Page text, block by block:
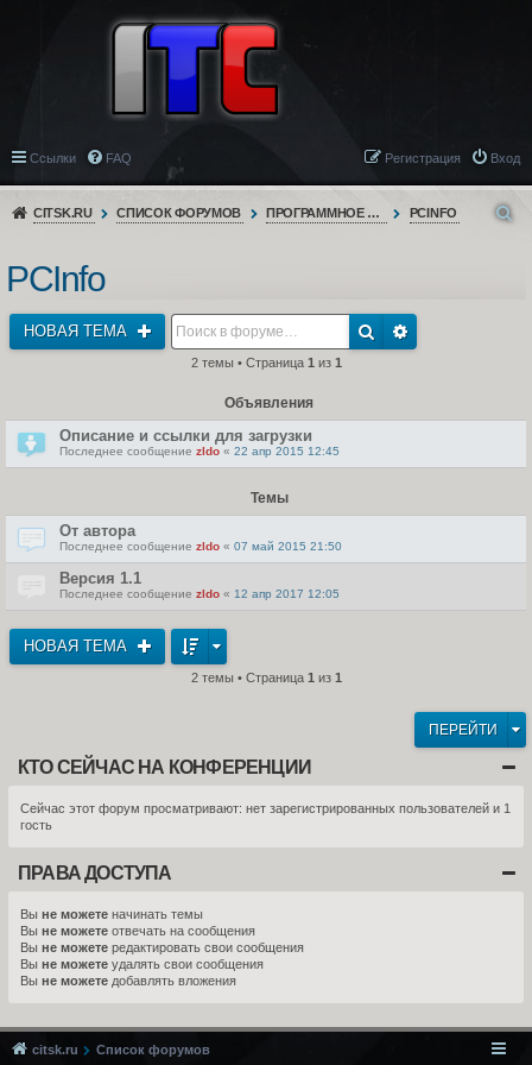
Ссылки FAQ Вход
Регистрация
CITSK.RU СПИСОК ФОРУМОВ ПРОГРАММНОЕ ОБЕСПЕЧЕНИЕ PCINFO
PCInfo
НОВАЯ ТЕМА
2 темы • Страница 1 из 1
Объявления
Описание и ссылки для загрузки
Последнее сообщение zldo « 22 апр 2015 12:45
Темы
От автора
Последнее сообщение zldo « 07 май 2015 21:50
Версия 1.1
Последнее сообщение zldo « 12 апр 2017 12:05
НОВАЯ ТЕМА
2 темы • Страница 1 из 1
ПЕРЕЙТИ
КТО СЕЙЧАС НА КОНФЕРЕНЦИИ
Сейчас этот форум просматривают: нет зарегистрированных пользователей и 1
гость
ПРАВА ДОСТУПА
Вы не можете начинать темы
Вы не можете отвечать на сообщения
Вы не можете редактировать свои сообщения
Вы не можете удалять свои сообщения
Вы не можете добавлять вложения
citsk.ru Список форумов